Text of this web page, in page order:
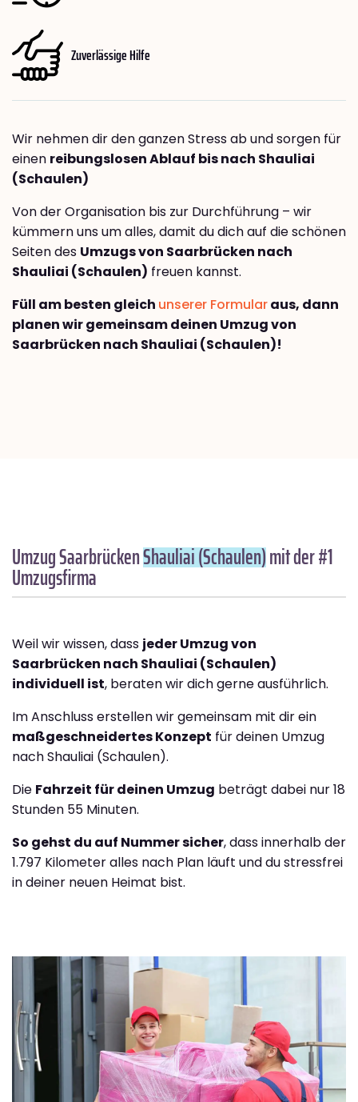
Zuverlässige Hilfe
Wir nehmen dir den ganzen Stress ab und sorgen für
einen reibungslosen Ablauf bis nach Shauliai
(Schaulen)
Von der Organisation bis zur Durchführung – wir
kümmern uns um alles, damit du dich auf die schönen
Seiten des Umzugs von Saarbrücken nach
Shauliai (Schaulen) freuen kannst.
Füll am besten gleich unserer Formularaus, dann
planen wir gemeinsam deinen Umzug von
Saarbrücken nach Shauliai (Schaulen)!
Umzug SaarbrückenShauliai (Schaulen)mit der #1
Umzugsfirma
Weil wir wissen, dass jeder Umzug von
Saarbrücken nach Shauliai (Schaulen)
individuell ist, beraten wir dich gerne ausführlich.
Im Anschluss erstellen wir gemeinsam mit dir ein
maßgeschneidertes Konzept für deinen Umzug
nach Shauliai (Schaulen).
Die Fahrzeit für deinen Umzug beträgt dabei nur 18
Stunden 55 Minuten.
So gehst du auf Nummer sicher, dass innerhalb der
1.797 Kilometer alles nach Plan läuft und du stressfrei
in deiner neuen Heimat bist.